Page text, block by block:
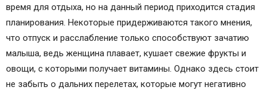
время для отдыха, но на данный период приходится стадия
планирования. Некоторые придерживаются такого мнения,
что отпуск и расслабление только способствуют зачатию
малыша, ведь женщина плавает, кушает свежие фрукты и
овощи, с которыми получает витамины. Однако здесь стоит
не забыть о дальних перелетах, которые могут негативно